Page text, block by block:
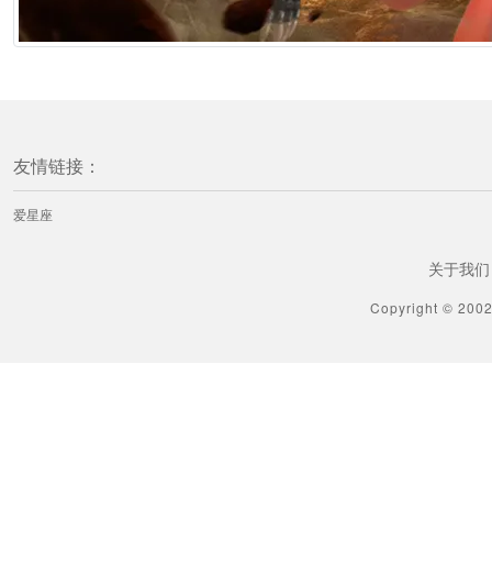
友情链接：
爱星座
关于我们
Copyright ©